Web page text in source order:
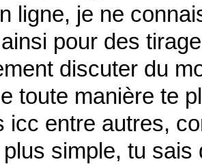
ligne, je ne
pour des
discuter du
toute manière te
icc entre autres,
simple, tu